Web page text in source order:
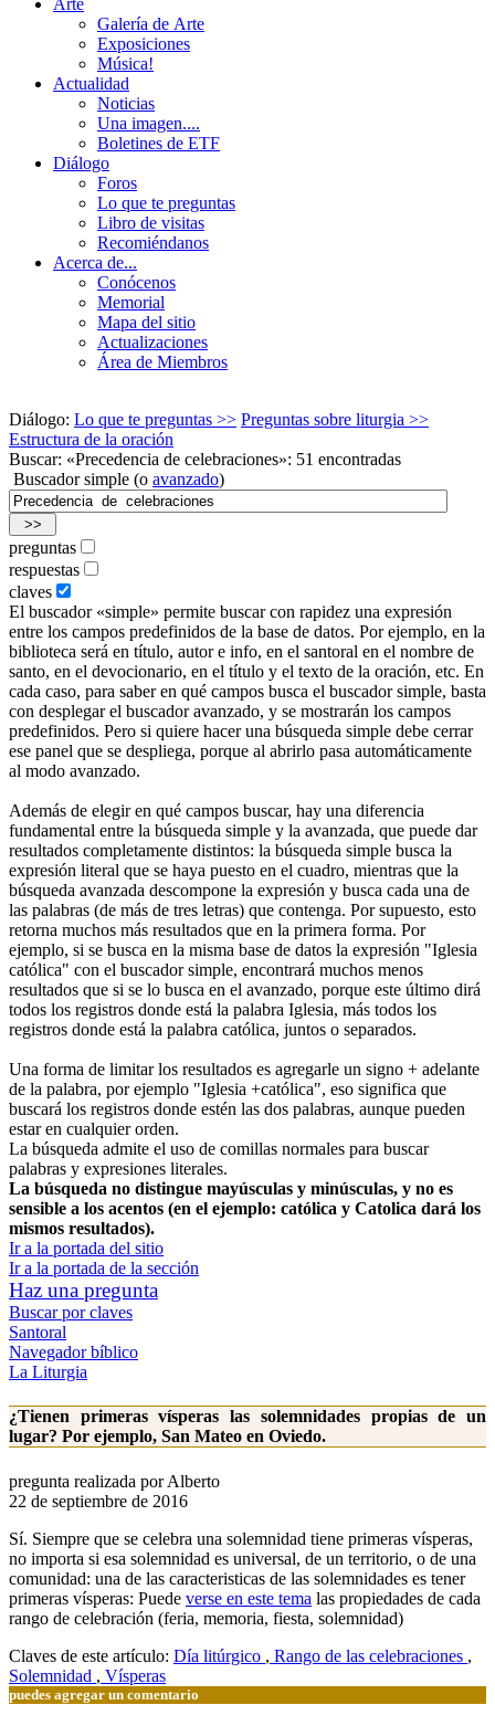
Arte
Galería de Arte
Exposiciones
Música!
Actualidad
Noticias
Una imagen....
Boletines de ETF
Diálogo
Foros
Lo que te preguntas
Libro de visitas
Recomiéndanos
Acerca de...
Conócenos
Memorial
Mapa del sitio
Actualizaciones
Área de Miembros
Diálogo: Lo que te preguntas >> Preguntas sobre liturgia >>
Estructura de la oración
Buscar: «Precedencia de celebraciones»: 51 encontradas
Buscador simple (o avanzado)
preguntas
respuestas
claves
El buscador «simple» permite buscar con rapidez una expresión
entre los campos predefinidos de la base de datos. Por ejemplo, en la
biblioteca será en título, autor e info, en el santoral en el nombre de
santo, en el devocionario, en el título y el texto de la oración, etc. En
cada caso, para saber en qué campos busca el buscador simple, basta
con desplegar el buscador avanzado, y se mostrarán los campos
predefinidos. Pero si quiere hacer una búsqueda simple debe cerrar
ese panel que se despliega, porque al abrirlo pasa automáticamente
al modo avanzado.
Además de elegir en qué campos buscar, hay una diferencia
fundamental entre la búsqueda simple y la avanzada, que puede dar
resultados completamente distintos: la búsqueda simple busca la
expresión literal que se haya puesto en el cuadro, mientras que la
búsqueda avanzada descompone la expresión y busca cada una de
las palabras (de más de tres letras) que contenga. Por supuesto, esto
retorna muchos más resultados que en la primera forma. Por
ejemplo, si se busca en la misma base de datos la expresión "Iglesia
católica" con el buscador simple, encontrará muchos menos
resultados que si se lo busca en el avanzado, porque este último dirá
todos los registros donde está la palabra Iglesia, más todos los
registros donde está la palabra católica, juntos o separados.
Una forma de limitar los resultados es agregarle un signo + adelante
de la palabra, por ejemplo "Iglesia +católica", eso significa que
buscará los registros donde estén las dos palabras, aunque pueden
estar en cualquier orden.
La búsqueda admite el uso de comillas normales para buscar
palabras y expresiones literales.
La búsqueda no distingue mayúsculas y minúsculas, y no es
sensible a los acentos (en el ejemplo: católica y Catolica dará los
mismos resultados).
Ir a la portada del sitio
Ir a la portada de la sección
Haz una pregunta
Buscar por claves
Santoral
Navegador bíblico
La Liturgia
¿Tienen primeras vísperas las solemnidades propias de un
lugar? Por ejemplo, San Mateo en Oviedo.
pregunta realizada por Alberto
22 de septiembre de 2016
Sí. Siempre que se celebra una solemnidad tiene primeras vísperas,
no importa si esa solemnidad es universal, de un territorio, o de una
comunidad: una de las caracteristicas de las solemnidades es tener
primeras vísperas: Puede verse en este tema las propiedades de cada
rango de celebración (feria, memoria, fiesta, solemnidad)
Claves de este artículo: Día litúrgico , Rango de las celebraciones ,
Solemnidad , Vísperas
puedes agregar un comentario